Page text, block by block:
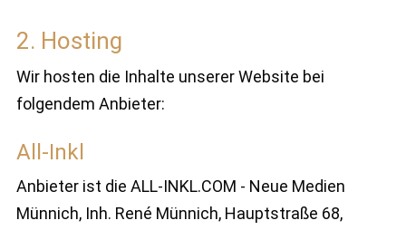
2. Hosting
Wir hosten die Inhalte unserer Website bei
folgendem Anbieter:
All-Inkl
Anbieter ist die ALL-INKL.COM - Neue Medien
Münnich, Inh. René Münnich, Hauptstraße 68,